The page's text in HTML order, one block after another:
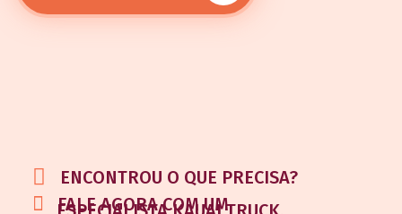
ENCONTROU O QUE PRECISA?
FALE AGORA COM UM